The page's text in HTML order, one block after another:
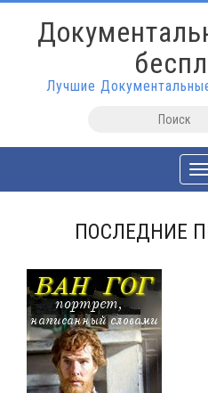
Лучшие
ПОСЛЕДНИЕ